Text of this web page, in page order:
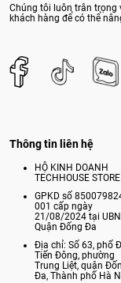
Chúng tôi luôn trân trọng
khách hàng để có thể
Thông tin liên hệ
HỘ KINH DOANH
TECHHOUSE STORE
GPKD số
001 cấp ngày
21/08/2024 tại
Quận Đống Đa
Địa chỉ: Số 63, phố
Tiến Đông, phường
Trung Liệt, quận
Đa, Thành phố Hà